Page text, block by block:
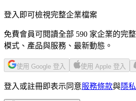
登入即可檢視完整企業檔案
免費會員可閱讀全部 590 家企業的完
模式、產品與服務、最新動態。
使用 Google 登入 使用 Apple 登入
登入或註冊即表示同意服務條款與隱